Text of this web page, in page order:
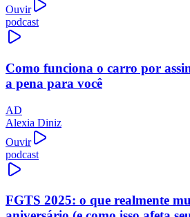
Ouvir
podcast
Como funciona o carro por
a pena para você
AD
Alexia Diniz
Ouvir
podcast
FGTS 2025: o que realmente